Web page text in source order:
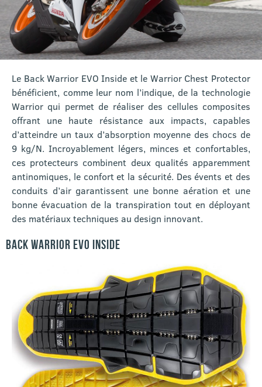
Le Back Warrior EVO Inside et le Warrior Chest Protector
bénéficient, comme leur nom l’indique, de la technologie
Warrior qui permet de réaliser des cellules composites
offrant une haute résistance aux impacts, capables
d’atteindre un taux d’absorption moyenne des chocs de
9 kg/N. Incroyablement légers, minces et confortables,
ces protecteurs combinent deux qualités apparemment
antinomiques, le confort et la sécurité. Des évents et des
conduits d’air garantissent une bonne aération et une
bonne évacuation de la transpiration tout en déployant
des matériaux techniques au design innovant.
BACK WARRIOR EVO INSIDE